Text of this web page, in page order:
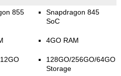
855
Snapdragon 845
SoC
4GO RAM
128GO/256GO/64GO
Storage